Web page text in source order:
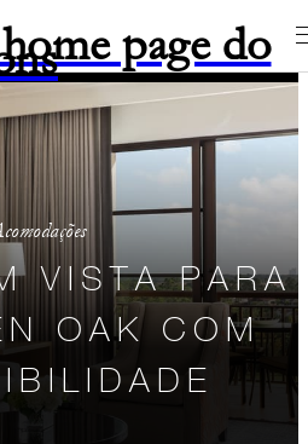
page do
VISTA PARA
OAK COM